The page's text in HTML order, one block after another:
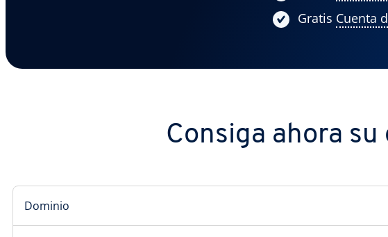
Gratis Cuenta
Consiga ahora
Dominio